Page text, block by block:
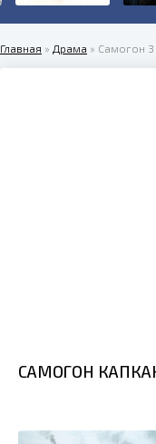
Главная » Драма » Самогон 3
САМОГОН